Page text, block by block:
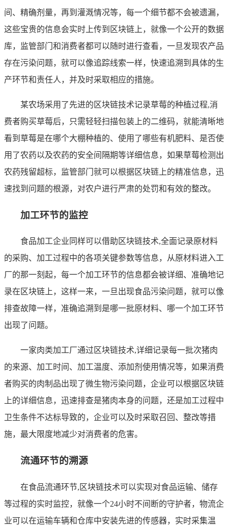
间、精确剂量，再到灌溉情况等，每一个细节都不会被遗漏，
这些宝贵的信息会实时上传到区块链上，就像一个公开的数据
库，监管部门和消费者都可以随时进行查看，一旦发现农产品
存在污染问题，就可以像追踪线索一样，快速追溯到具体的生
产环节和责任人，并及时采取相应的措施。
某农场采用了先进的区块链技术记录草莓的种植过程,消
费者购买草莓后，只需轻轻扫描包装上的二维码，就能清晰地
看到草莓是在哪个大棚种植的、使用了哪些有机肥料、是否使
用了农药以及农药的安全间隔期等详细信息，如果草莓检测出
农药残留超标，监管部门就可以根据区块链上的精准信息，迅
速找到问题的根源，对农户进行严肃的处罚和有效的整改。
加工环节的监控
食品加工企业同样可以借助区块链技术,全面记录原材料
的采购、加工过程中的各项关键参数等信息，从原材料进入工
厂的那一刻起，每一个加工环节的信息都会被详细、准确地记
录在区块链上，这样一来，一旦出现食品污染问题，就可以像
排查故障一样，准确追溯到是哪一批原材料、哪一个加工环节
出现了问题。
一家肉类加工厂通过区块链技术,详细记录每一批次猪肉
的来源、加工时间、加工温度、添加剂使用情况等，如果消费
者购买的肉制品出现了微生物污染问题，企业可以根据区块链
上的详细信息，迅速排查是猪肉本身的问题，还是加工过程中
卫生条件不达标导致的，企业可以及时采取召回、整改等措
施，最大限度地减少对消费者的危害。
流通环节的溯源
在食品流通环节,区块链技术可以实现对食品运输、储存
等过程的实时监控，就像一个24小时不间断的守护者，物流企
业可以在运输车辆和仓库中安装先进的传感器，实时采集温